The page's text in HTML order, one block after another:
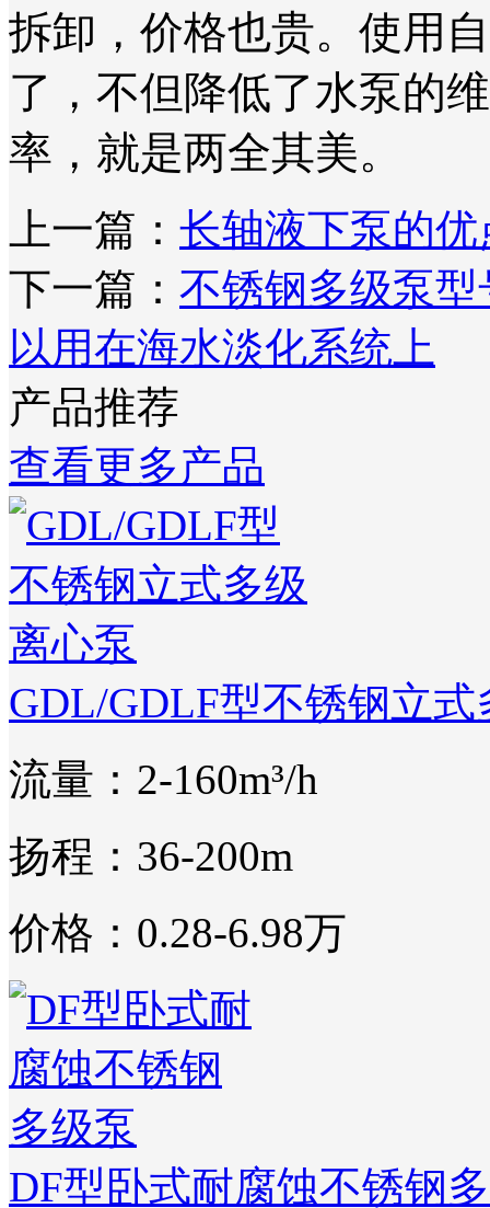
拆卸，价格也贵。使用
了，不但降低了水泵的
率，就是两全其美。
上一篇： 长轴液下泵的
下一篇： 不锈钢多级泵
以用在海水淡化系统上
产品推荐
查看更多产品
GDL/GDLF型不锈钢立
流量：2-160m³/h
扬程：36-200m
价格：0.28-6.98万
DF型卧式耐腐蚀不锈钢